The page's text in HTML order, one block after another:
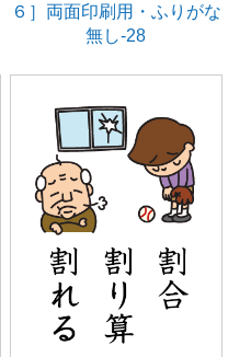
６］両面印刷用・ふりがな
無し-28